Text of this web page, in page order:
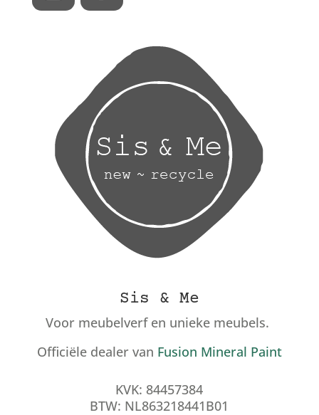
Sis & Me
Voor meubelverf en unieke meubels.
Officiële dealer van Fusion Mineral Paint
KVK: 84457384
BTW: NL863218441B01